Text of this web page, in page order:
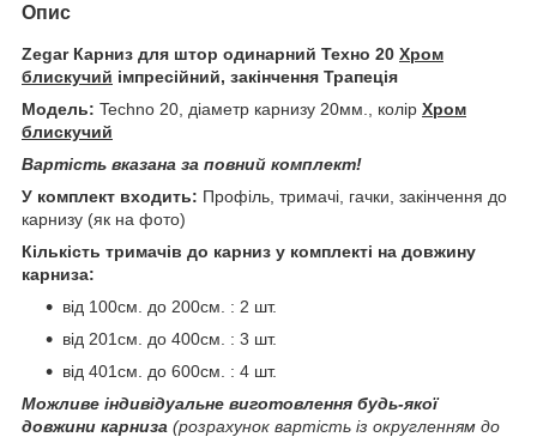
Опис
Zegar Карниз для штор одинарний Техно 20 Хром
блискучий імпресійний, закінчення Трапеція
Модель: Techno 20, діаметр карнизу 20мм., колір Хром
блискучий
Вартість вказана за повний комплект!
У комплект входить: Профіль, тримачі, гачки, закінчення до
карнизу (як на фото)
Кількість тримачів до карниз у комплекті на довжину
карниза:
від 100см. до 200см. : 2 шт.
від 201см. до 400см. : 3 шт.
від 401см. до 600см. : 4 шт.
Можливе індивідуальне виготовлення будь-якої
довжини карниза (розрахунок вартість із округленням до